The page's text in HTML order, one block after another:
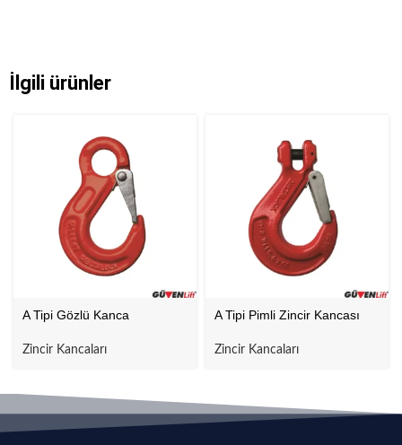
İlgili ürünler
A Tipi Gözlü Kanca
Zincir Kancaları
A Tipi Pimli Zincir Kancası
Zincir Kancaları